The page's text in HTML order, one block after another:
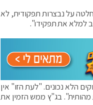
על נבצרות תפקודית, לא
למלא את תפקידו".
הלא נכונים. "לעת הזו" אין
בג"ץ ממש הזמין את